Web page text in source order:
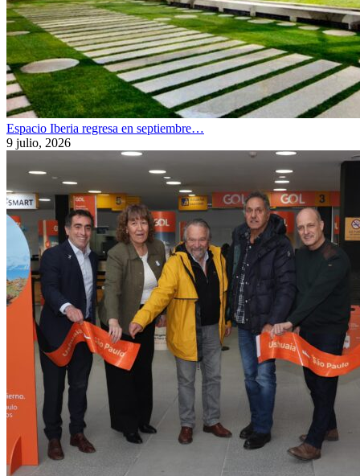
Espacio Iberia regresa en septiembre…
9 julio, 2026